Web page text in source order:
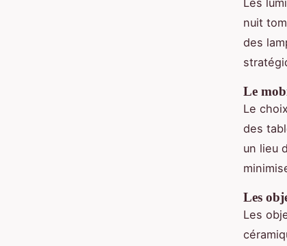
Les
nuit
des
Le
Le
des
un lieu
Les
Les